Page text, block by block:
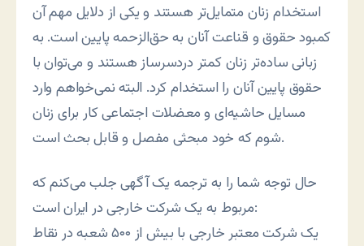
استخدام زنان متمایل‌تر هستند و یکی از دلایل مهم آن
کمبود حقوق و قناعت آنان به حق‌الزحمه پایین است. به
زبانی ساده‌تر زنان کمتر دردسرساز هستند و می‌توان با
حقوق پایین آنان را استخدام کرد. البته نمی‌خواهم وارد
مسایل حاشیه‌ای و معضلات اجتماعی کار برای زنان
شوم که خود مبحثی مفصل و قابل بحث است.
حال توجه شما را به ترجمه یک آگهی جلب می‌کنم که
مربوط به یک شرکت خارجی در ایران است:
یک شرکت معتبر خارجی با بیش از ۵۰۰ شعبه در نقاط